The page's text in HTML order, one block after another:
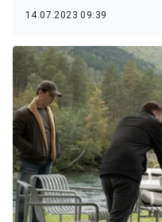
14.07.2023 09:39